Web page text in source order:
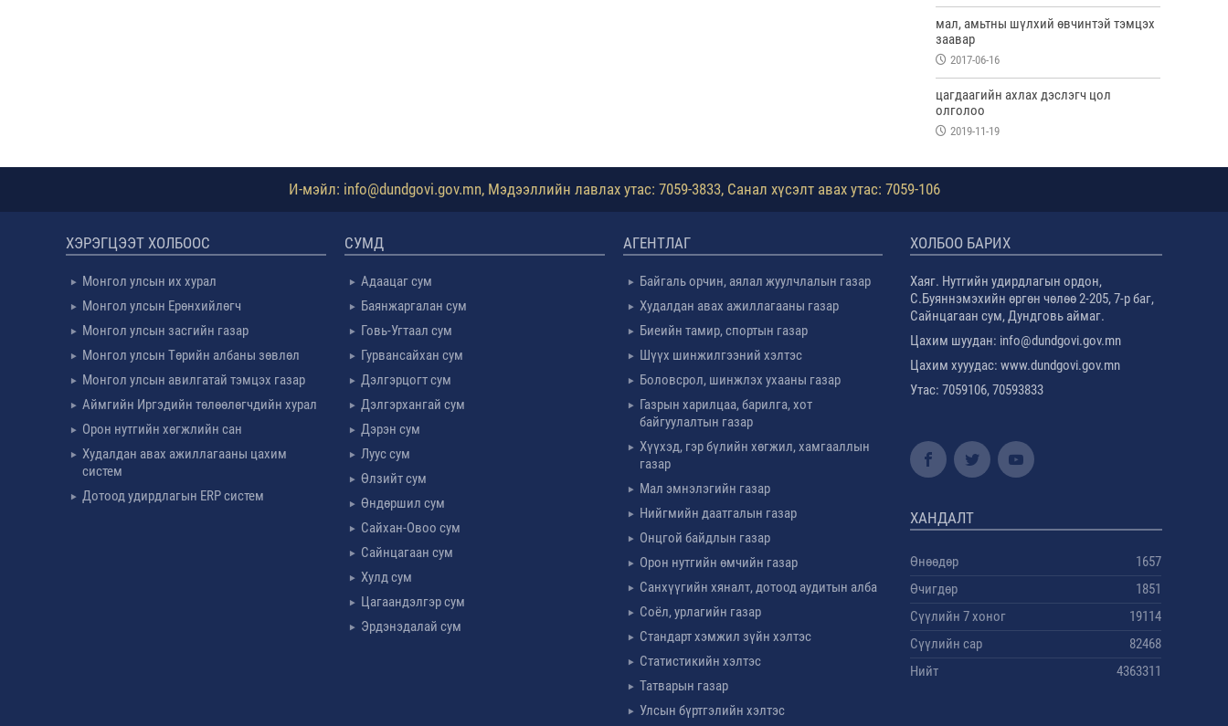
мал, амьтны шүлхий өвчинтэй тэмцэх
заавар
2017-06-16
цагдаагийн ахлах дэслэгч цол
олголоо
2019-11-19
И-мэйл: info@dundgovi.gov.mn, Мэдээллийн лавлах утас: 7059-3833, Санал хүсэлт авах утас: 7059-106
ХЭРЭГЦЭЭТ ХОЛБООС
Монгол улсын их хурал
Монгол улсын Ерөнхийлөгч
Монгол улсын засгийн газар
Монгол улсын Төрийн албаны зөвлөл
Монгол улсын авилгатай тэмцэх газар
Аймгийн Иргэдийн төлөөлөгчдийн хурал
Орон нутгийн хөгжлийн сан
Худалдан авах ажиллагааны цахим
систем
Дотоод удирдлагын ERP систем
СУМД
Адаацаг сум
Баянжаргалан сум
Говь-Угтаал сум
Гурвансайхан сум
Дэлгэрцогт сум
Дэлгэрхангай сум
Дэрэн сум
Луус сум
Өлзийт сум
Өндөршил сум
Сайхан-Овоо сум
Сайнцагаан сум
Хулд сум
Цагаандэлгэр сум
Эрдэнэдалай сум
АГЕНТЛАГ
Байгаль орчин, аялал жуулчлалын газар
Худалдан авах ажиллагааны газар
Биеийн тамир, спортын газар
Шүүх шинжилгээний хэлтэс
Боловсрол, шинжлэх ухааны газар
Газрын харилцаа, барилга, хот
байгуулалтын газар
Хүүхэд, гэр бүлийн хөгжил, хамгааллын
газар
Мал эмнэлэгийн газар
Нийгмийн даатгалын газар
Онцгой байдлын газар
Орон нутгийн өмчийн газар
Санхүүгийн хяналт, дотоод аудитын алба
Соёл, урлагийн газар
Стандарт хэмжил зүйн хэлтэс
Статистикийн хэлтэс
Татварын газар
Улсын бүртгэлийн хэлтэс
ХОЛБОО БАРИХ
Хаяг. Нутгийн удирдлагын ордон,
С.Буяннэмэхийн өргөн чөлөө 2-205, 7-р баг,
Сайнцагаан сум, Дундговь аймаг.
Цахим шуудан: info@dundgovi.gov.mn
Цахим хууудас: www.dundgovi.gov.mn
Утас: 7059106, 70593833
ХАНДАЛТ
Өнөөдөр
1657
Өчигдөр
1851
Сүүлийн 7 хоног
19114
Сүүлийн сар
82468
Нийт
4363311